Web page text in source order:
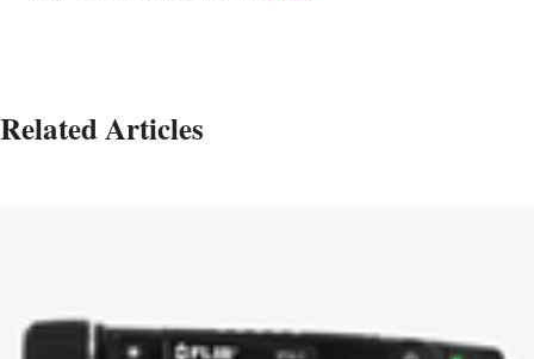
Related Articles